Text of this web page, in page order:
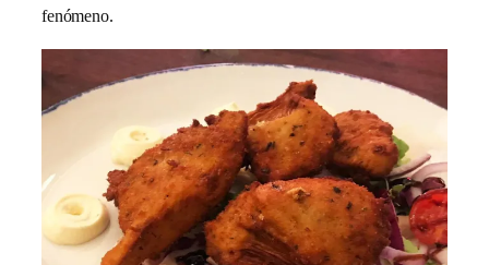
fenómeno.